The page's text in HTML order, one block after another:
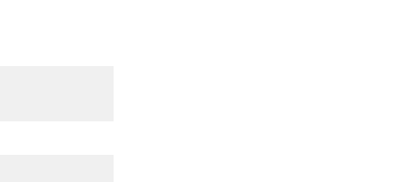
。情報の主な保存